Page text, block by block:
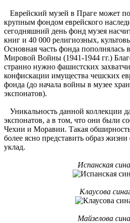
Еврейский музей в Праге может
крупным фондом еврейского
сегодняшний день фонд музея
книг и 40 000 религиозных,
Основная часть фонда пополнялась
Мировой Войны (1941-1944 гг.)
странно нужно фашистских
конфискации имущества чешских
фонда (до начала войны в музее
экспонатов).
Уникальность данной коллекции
экспонатов, а в том, что они были
Чехии и Моравии. Такая
более ясно представить образ
уклад.
Испанская
Клаусова
Майзелова